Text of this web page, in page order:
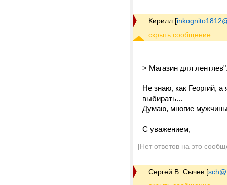
Кирилл [
> Магазин для
Не знаю, как Георгий,
выбирать...
Думаю, многие
С уважением,
[Нет ответов на это
Сергей В. Сычев [